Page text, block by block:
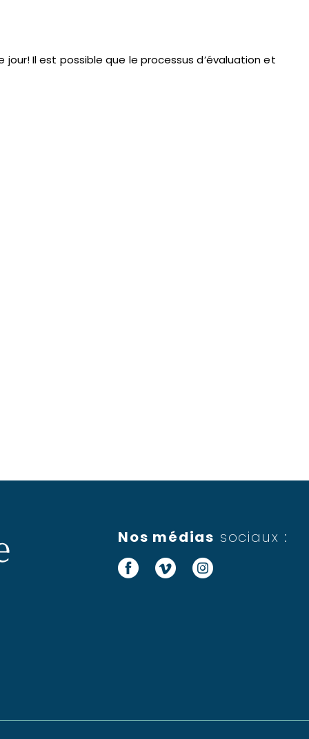
Il est possible que le processus d’évaluation et
Nos médias sociaux :
Facebook
VimeoInstagram